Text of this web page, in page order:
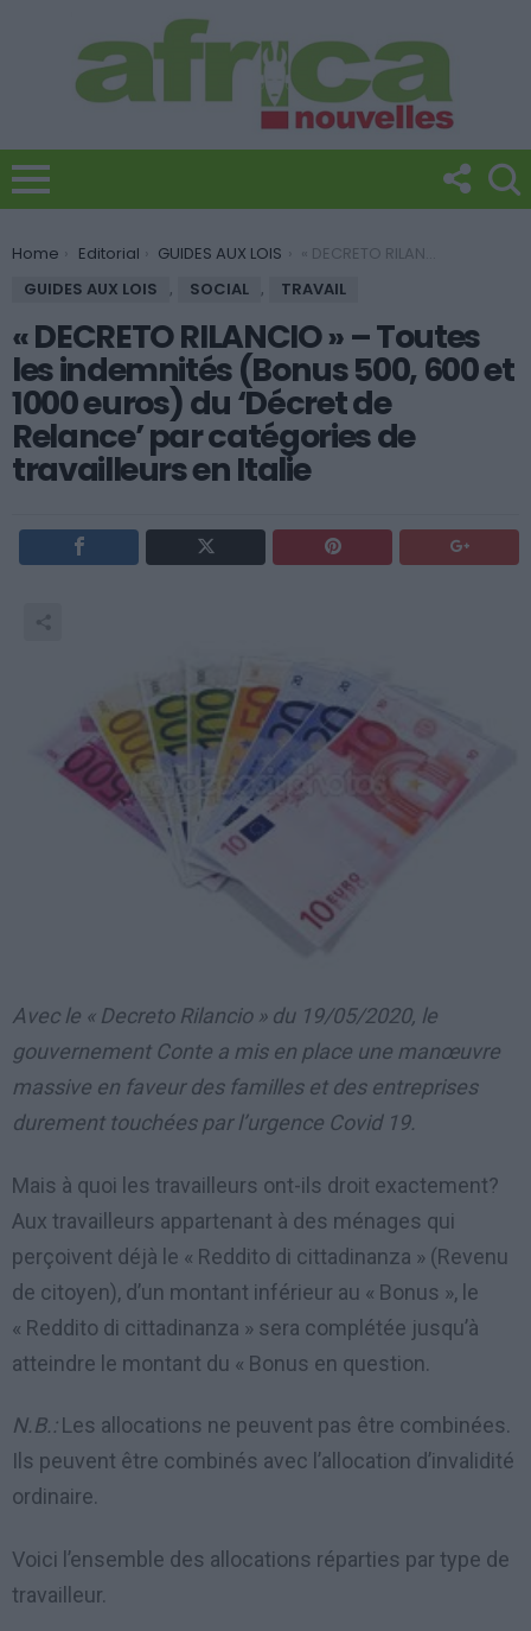
You are here:
Home Editorial GUIDES AUX LOIS
« DECRETO RILANCIO » – Toutes les indemnités (Bonus 500, 600 et 1000 euros) du ‘Décret de Relance’ par catégories de travailleurs en Italie
GUIDES AUX LOIS
, SOCIAL , TRAVAIL
« DECRETO RILANCIO » – Toutes
les indemnités (Bonus 500, 600 et
1000 euros) du ‘Décret de
Relance’ par catégories de
travailleurs en Italie
Avec le « Decreto Rilancio » du 19/05/2020, le
gouvernement Conte a mis en place une manœuvre
massive en faveur des familles et des entreprises
durement touchées par l’urgence Covid 19.
Mais à quoi les travailleurs ont-ils droit exactement?
Aux travailleurs appartenant à des ménages qui
perçoivent déjà le « Reddito di cittadinanza » (Revenu
de citoyen), d’un montant inférieur au « Bonus », le
« Reddito di cittadinanza » sera complétée jusqu’à
atteindre le montant du « Bonus en question.
N.B.:Les allocations ne peuvent pas être combinées.
Ils peuvent être combinés avec l’allocation d’invalidité
ordinaire.
Voici l’ensemble des allocations réparties par type de
travailleur.